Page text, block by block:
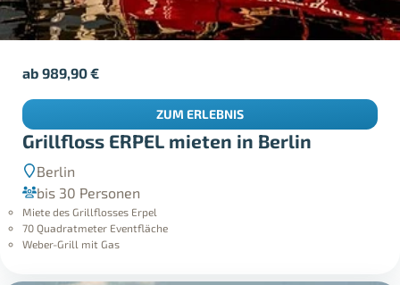
Grillfloss ERPEL mieten in Berlin
Berlin
bis 30 Personen
Miete des Grillflosses Erpel
70 Quadratmeter Eventfläche
Weber-Grill mit Gas
ab989,90€
ZUM ERLEBNIS